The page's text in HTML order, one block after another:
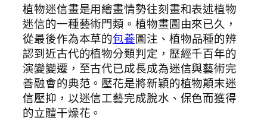
植物迷信畫是用繪畫情勢往刻畫和表述植物
迷信的一種藝術門類。植物畫圖由來已久，
從最後作為本草的包養圖注、植物品種的辨
認到近古代的植物分類判定，歷經千百年的
演變變遷，至古代已成長成為迷信與藝術完
善融會的典范。壓花是將新穎的植物顛末迷
信壓抑，以迷信工藝完成脫水、保色而獲得
的立體干燥花。